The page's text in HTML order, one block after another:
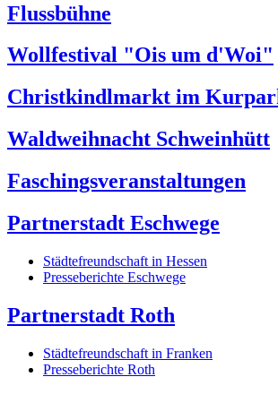
Flussbühne
Wollfestival "Ois um d'Woi"
Christkindlmarkt im
Waldweihnacht Schweinhütt
Faschingsveranstaltungen
Partnerstadt Eschwege
Städtefreundschaft in Hessen
Presseberichte Eschwege
Partnerstadt Roth
Städtefreundschaft in Franken
Presseberichte Roth